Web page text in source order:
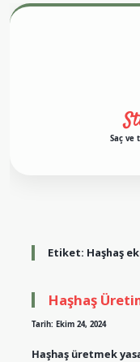
Saç ve
Etiket: Haşhaş
Haşhaş
Tarih: Ekim 24, 2024
Haşhaş üretmek